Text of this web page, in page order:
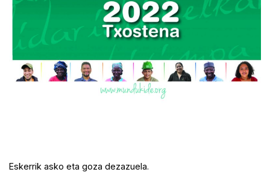
Eskerrik asko eta goza dezazuela.